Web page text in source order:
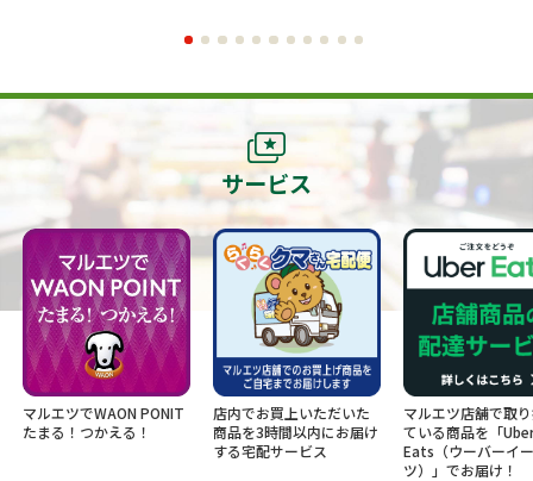
サービス
マルエツでWAON PONIT
たまる！つかえる！
店内でお買上いただいた
商品を3時間以内にお届け
する宅配サービス
マルエツ店舗で取
ている商品を「
Eats（ウーバーイ
ツ）」でお届け！